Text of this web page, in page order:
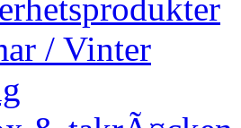
/ Vinter